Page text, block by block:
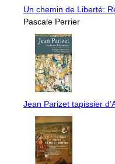
Un chemin de Liberté:
Pascale Perrier
Jean Parizet tapissier